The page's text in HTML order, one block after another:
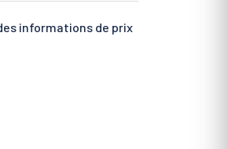
informations de prix